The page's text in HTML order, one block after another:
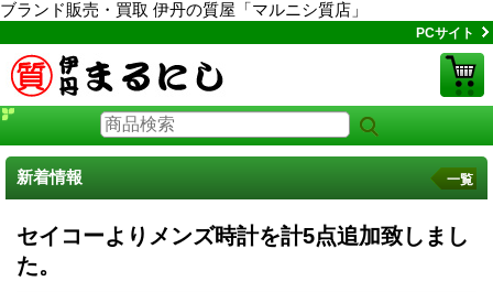
ブランド販売・買取 伊丹の質屋「マルニシ質店」
PCサイト
新着情報 一覧
セイコーよりメンズ時計を計5点追加致しまし
た。